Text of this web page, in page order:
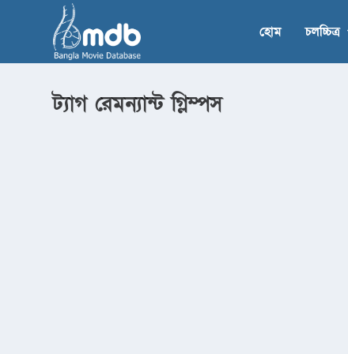
হোম চলচ্চিত্র
ট্যাগ রেমন্যান্ট গ্লিম্পস